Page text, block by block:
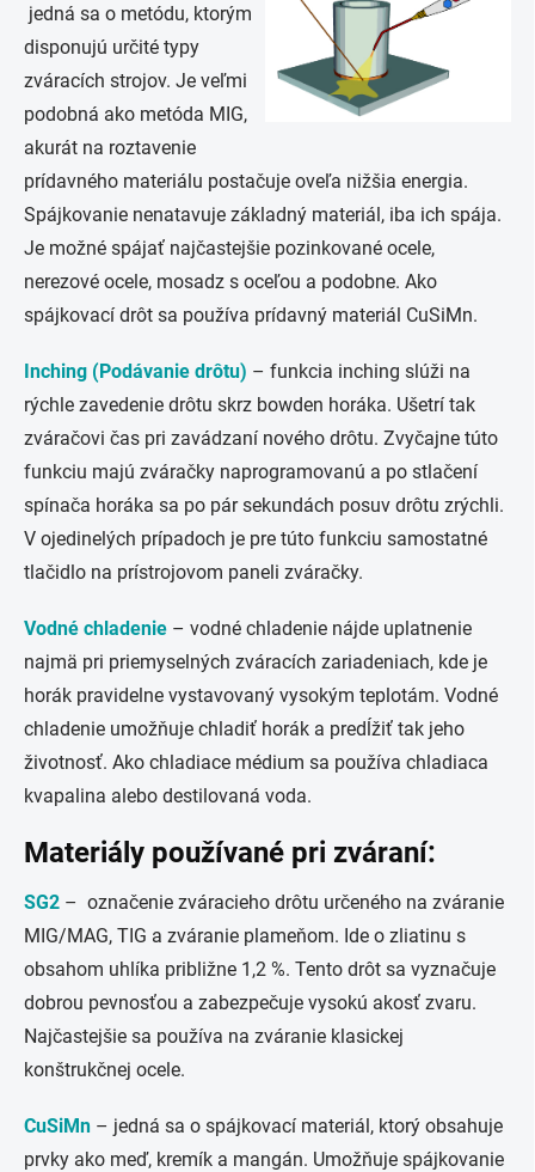
jedná sa o metódu, ktorým
disponujú určité typy
zváracích strojov. Je veľmi
podobná ako metóda MIG,
akurát na roztavenie
prídavného materiálu postačuje oveľa nižšia energia.
Spájkovanie nenatavuje základný materiál, iba ich spája.
Je možné spájať najčastejšie pozinkované ocele,
nerezové ocele, mosadz s oceľou a podobne. Ako
spájkovací drôt sa používa prídavný materiál CuSiMn.
Inching (Podávanie drôtu) – funkcia inching slúži na
rýchle zavedenie drôtu skrz bowden horáka. Ušetrí tak
zváračovi čas pri zavádzaní nového drôtu. Zvyčajne túto
funkciu majú zváračky naprogramovanú a po stlačení
spínača horáka sa po pár sekundách posuv drôtu zrýchli.
V ojedinelých prípadoch je pre túto funkciu samostatné
tlačidlo na prístrojovom paneli zváračky.
Vodné chladenie – vodné chladenie nájde uplatnenie
najmä pri priemyselných zváracích zariadeniach, kde je
horák pravidelne vystavovaný vysokým teplotám. Vodné
chladenie umožňuje chladiť horák a predĺžiť tak jeho
životnosť. Ako chladiace médium sa používa chladiaca
kvapalina alebo destilovaná voda.
Materiály používané pri zváraní:
SG2 – označenie zváracieho drôtu určeného na zváranie
MIG/MAG, TIG a zváranie plameňom. Ide o zliatinu s
obsahom uhlíka približne 1,2 %. Tento drôt sa vyznačuje
dobrou pevnosťou a zabezpečuje vysokú akosť zvaru.
Najčastejšie sa používa na zváranie klasickej
konštrukčnej ocele.
CuSiMn – jedná sa o spájkovací materiál, ktorý obsahuje
prvky ako meď, kremík a mangán. Umožňuje spájkovanie